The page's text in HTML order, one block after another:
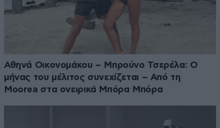
Αθηνά Οικονομάκου – Μπρούνο Τσερέλα: Ο
μήνας του μέλιτος συνεχίζεται – Από τη
Moorea στα ονειρικά Μπόρα Μπόρα